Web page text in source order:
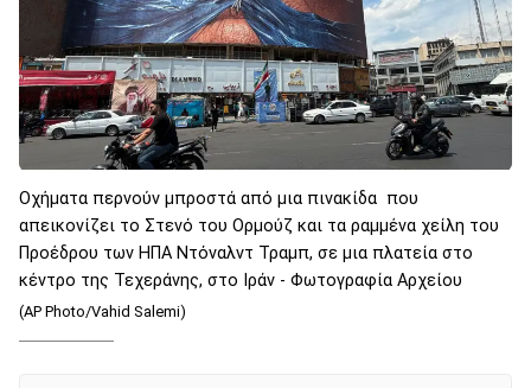
Οχήματα περνούν μπροστά από μια πινακίδα που
απεικονίζει το Στενό του Ορμούζ και τα ραμμένα χείλη του
Προέδρου των ΗΠΑ Ντόναλντ Τραμπ, σε μια πλατεία στο
κέντρο της Τεχεράνης, στο Ιράν - Φωτογραφία Αρχείου
(AP Photo/Vahid Salemi)